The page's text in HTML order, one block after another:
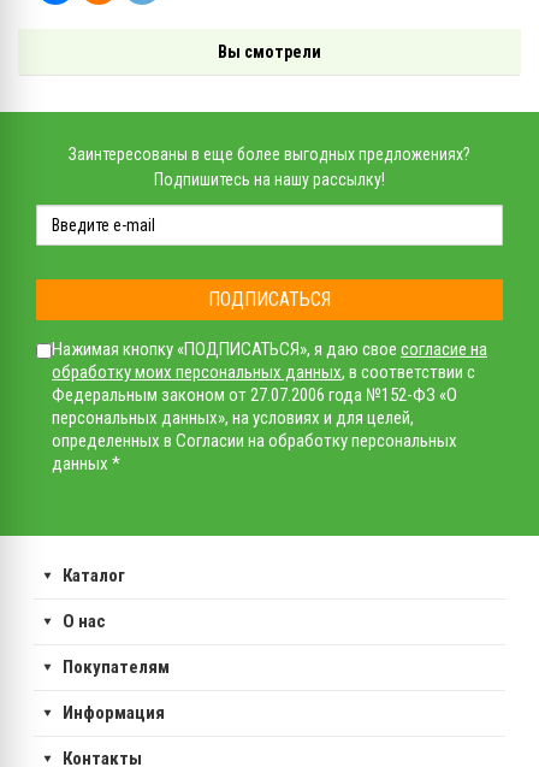
Вы смотрели
Заинтересованы в еще более выгодных предложениях?
Подпишитесь на нашу рассылку!
ПОДПИСАТЬСЯ
Нажимая кнопку «ПОДПИСАТЬСЯ», я даю свое согласие на
обработку моих персональных данных, в соответствии с
Федеральным законом от 27.07.2006 года №152-ФЗ «О
персональных данных», на условиях и для целей,
определенных в Согласии на обработку персональных
данных *
Каталог
О нас
Покупателям
Информация
Контакты